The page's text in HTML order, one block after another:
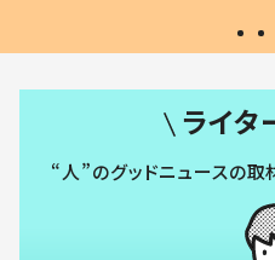
ライタ
“人”のグッドニュースの取